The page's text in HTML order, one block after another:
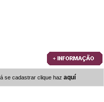
se cadastrar clique haz aquí